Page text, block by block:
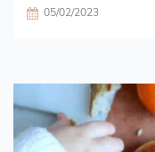
05/02/2023